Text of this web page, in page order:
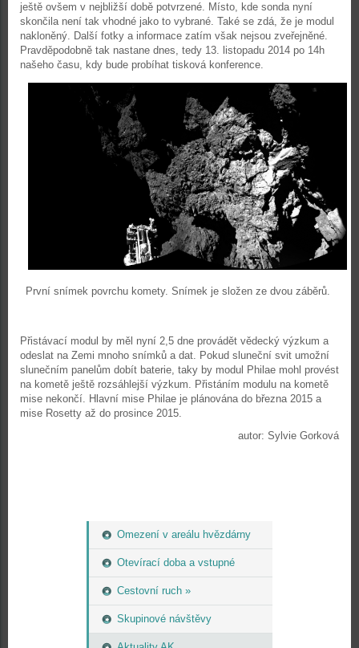
Omezení v areálu hvězdárny
Otevírací doba a vstupné
Cestovní ruch »
Skupinové návštěvy
ještě ovšem v nejbližší době potvrzené. Místo, kde sonda nyní
skončila není tak vhodné jako to vybrané. Také se zdá, že je modul
nakloněný. Další fotky a informace zatím však nejsou zveřejněné.
Pravděpodobně tak nastane dnes, tedy 13. listopadu 2014 po 14h
našeho času, kdy bude probíhat tisková konference.
První snímek povrchu komety. Snímek je složen ze dvou záběrů.
Přistávací modul by měl nyní 2,5 dne provádět vědecký výzkum a
odeslat na Zemi mnoho snímků a dat. Pokud sluneční svit umožní
slunečním panelům dobít baterie, taky by modul Philae mohl provést
na kometě ještě rozsáhlejší výzkum. Přistáním modulu na kometě
mise nekončí. Hlavní mise Philae je plánována do března 2015 a
mise Rosetty až do prosince 2015.
autor: Sylvie Gorková